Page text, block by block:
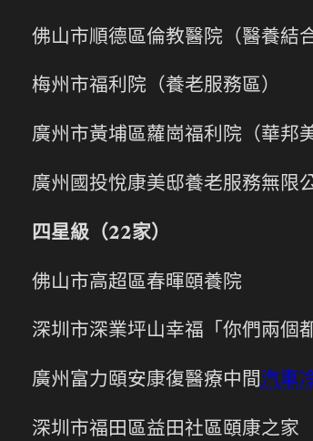
佛山市順德區倫教醫院（醫養結
梅州市福利院（養老服務區）
廣州市黃埔區蘿崗福利院（華邦
廣州國投悅康美邸養老服務無限
四星級（22家）
佛山市高超區春暉頤養院
深圳市深業坪山幸福「你們兩個
廣州富力頤安康復醫療中間汽車
深圳市福田區益田社區頤康之家